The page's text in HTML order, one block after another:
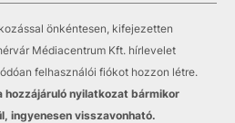
önkéntesen, kifejezetten
Médiacentrum Kft. hírlevelet
felhasználói fiókot hozzon létre.
hozzájáruló nyilatkozat bármikor
ingyenesen visszavonható.